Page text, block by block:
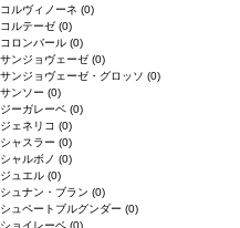
コルヴィノーネ (0)
コルテーゼ (0)
コロンバール (0)
サンジョヴェーゼ (0)
サンジョヴェーゼ・グロッソ (0)
サンソー (0)
ジーガレーベ (0)
ジェネリコ (0)
シャスラー (0)
シャルボノ (0)
ジュエル (0)
シュナン・ブラン (0)
シュペートブルグンダー (0)
ショイレーベ (0)